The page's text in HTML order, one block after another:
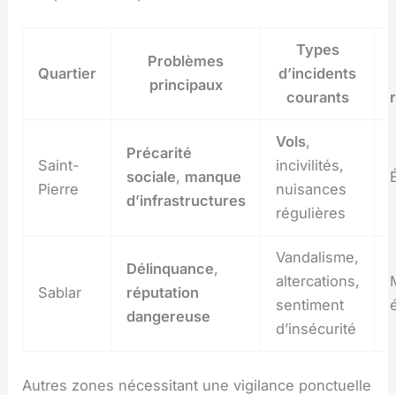
Quartier
Problèmes
principaux
Types
d’incidents
courants
Saint-
Pierre
Précarité
sociale, manque
d’infrastructures
Vols,
incivilités,
nuisances
régulières
Sablar
Délinquance,
réputation
dangereuse
Vandalisme,
altercations,
sentiment
d’insécurité
Autres zones nécessitant une vigilance ponctuelle